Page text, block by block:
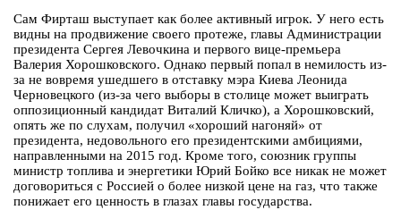
Сам Фирташ выступает как более активный игрок. У него есть
видны на продвижение своего протеже, главы Администрации
президента Сергея Левочкина и первого вице-премьера
Валерия Хорошковского. Однако первый попал в немилость из-
за не вовремя ушедшего в отставку мэра Киева Леонида
Черновецкого (из-за чего выборы в столице может выиграть
оппозиционный кандидат Виталий Кличко), а Хорошковский,
опять же по слухам, получил «хороший нагоняй» от
президента, недовольного его президентскими амбициями,
направленными на 2015 год. Кроме того, союзник группы
министр топлива и энергетики Юрий Бойко все никак не может
договориться с Россией о более низкой цене на газ, что также
понижает его ценность в глазах главы государства.